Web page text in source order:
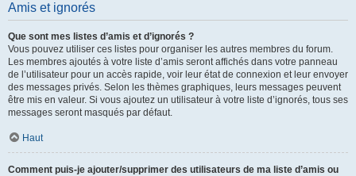
Amis et ignorés
Que sont mes listes d’amis et d’ignorés ?
Vous pouvez utiliser ces listes pour organiser les autres membres du forum.
Les membres ajoutés à votre liste d’amis seront affichés dans votre panneau
de l’utilisateur pour un accès rapide, voir leur état de connexion et leur envoyer
des messages privés. Selon les thèmes graphiques, leurs messages peuvent
être mis en valeur. Si vous ajoutez un utilisateur à votre liste d’ignorés, tous ses
messages seront masqués par défaut.
Haut
Comment puis-je ajouter/supprimer des utilisateurs de ma liste d’amis ou